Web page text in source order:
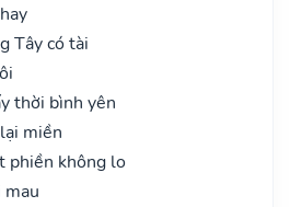
Tây có tài
thời bình yên
miền
phiền không lo